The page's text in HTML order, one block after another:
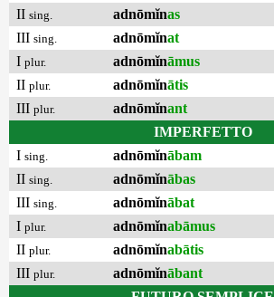
II sing. adnōmĭnas
III sing. adnōmĭnat
I plur. adnōmĭnāmus
II plur. adnōmĭnātis
III plur. adnōmĭnant
IMPERFETTO
I sing. adnōmĭnābam
II sing. adnōmĭnābas
III sing. adnōmĭnābat
I plur. adnōmĭnabāmus
II plur. adnōmĭnabātis
III plur. adnōmĭnābant